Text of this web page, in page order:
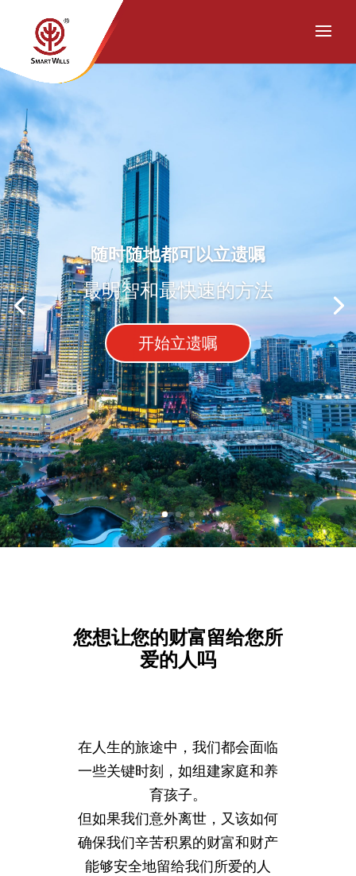
随时随地都可以立遗嘱
最明智和最快速的方法
开始立遗嘱
您想让您的财富留给您所
爱的人吗
在人生的旅途中，我们都会面临
一些关键时刻，如组建家庭和养
育孩子。
但如果我们意外离世，又该如何
确保我们辛苦积累的财富和财产
能够安全地留给我们所爱的人